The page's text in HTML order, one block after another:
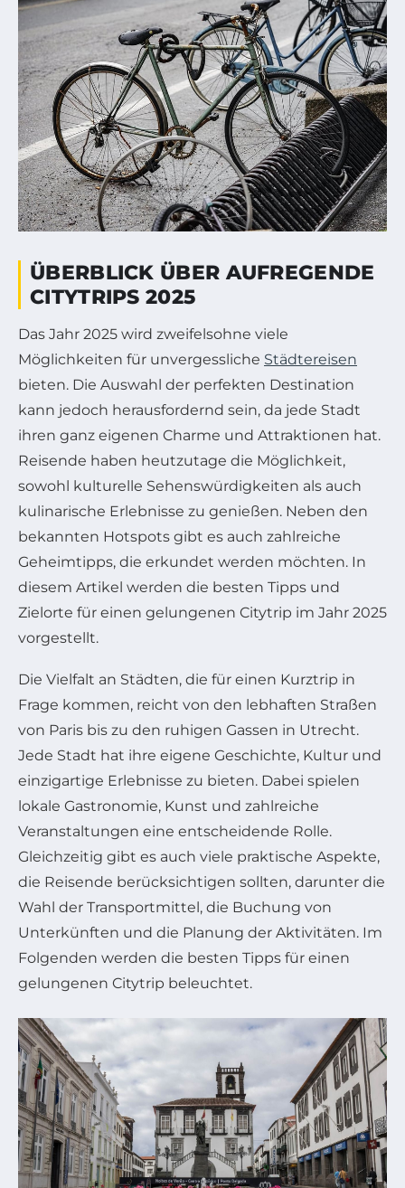
ÜBERBLICK ÜBER AUFREGENDE
CITYTRIPS 2025
Das Jahr 2025 wird zweifelsohne viele
Möglichkeiten für unvergessliche Städtereisen
bieten. Die Auswahl der perfekten Destination
kann jedoch herausfordernd sein, da jede Stadt
ihren ganz eigenen Charme und Attraktionen hat.
Reisende haben heutzutage die Möglichkeit,
sowohl kulturelle Sehenswürdigkeiten als auch
kulinarische Erlebnisse zu genießen. Neben den
bekannten Hotspots gibt es auch zahlreiche
Geheimtipps, die erkundet werden möchten. In
diesem Artikel werden die besten Tipps und
Zielorte für einen gelungenen Citytrip im Jahr 2025
vorgestellt.
Die Vielfalt an Städten, die für einen Kurztrip in
Frage kommen, reicht von den lebhaften Straßen
von Paris bis zu den ruhigen Gassen in Utrecht.
Jede Stadt hat ihre eigene Geschichte, Kultur und
einzigartige Erlebnisse zu bieten. Dabei spielen
lokale Gastronomie, Kunst und zahlreiche
Veranstaltungen eine entscheidende Rolle.
Gleichzeitig gibt es auch viele praktische Aspekte,
die Reisende berücksichtigen sollten, darunter die
Wahl der Transportmittel, die Buchung von
Unterkünften und die Planung der Aktivitäten. Im
Folgenden werden die besten Tipps für einen
gelungenen Citytrip beleuchtet.